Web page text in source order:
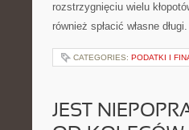
rozstrzygnięciu wielu
również spłacić własne
CATEGORIES: PODATKI I
JEST